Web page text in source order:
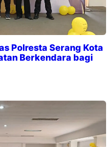
Polresta Serang Kota
Berkendara bagi